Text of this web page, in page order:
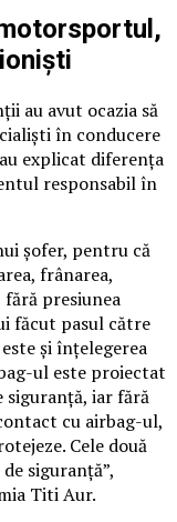
au avut ocazia să
în conducere
explicat diferența
responsabil în
șofer, pentru că
frânarea,
presiunea
făcut pasul către
și înțelegerea
ul este proiectat
siguranță, iar fără
cu airbag-ul,
Cele două
siguranță”,
Titi Aur.